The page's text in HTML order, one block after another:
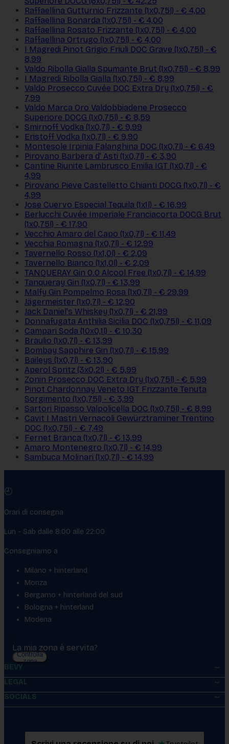
Raffaellina Gutturnio Frizzante (1x0,75l) - € 4,00
Raffaellina Bonarda (1x0,75l) - € 4,00
Raffaellina Rosato Frizzante (1x0,75l) - € 4,00
Raffaellina Ortrugo (1x0,75l) - € 4,00
I Magredi Pinot Grigio Friuli DOC Grave (1x0,75l) - €
8,99
Valdo Ribolla Gialla Spumante Brut (1x0,75l) - € 8,99
I Magredi Ribolla Gialla (1x0,75l) - € 8,99
Valdo Prosecco Cuvée DOC Extra Dry (1x0,75l) - €
7,99
Valdo Marca Oro Valdobbiadene Prosecco
Superiore DOCG (1x0,75l) - € 8,59
Smirnoff Vodka (1x0,7l) - € 9,99
Eristoff Vodka (1x0,7l) - € 9,90
Montesole Irpinia Falanghina DOC (1x0,7l) - € 6,49
Pirovano Barbera d' Asti (1x0,7l) - € 3,90
Cantine Riunite Lambrusco Emilia IGT (1x0,7l) - €
4,99
Pirovano Pieve Castelletto Chianti DOCG (1x0,7l) - €
4,99
Jose Cuervo Especial Tequila (1x1l) - € 16,99
Berlucchi Cuvée Imperiale Franciacorta DOCG Brut
(1x0,75l) - € 17,90
Vecchio Amaro del Capo (1x0,7l) - € 11,49
Vecchia Romagna (1x0,7l) - € 12,99
Tavernello Rosso (1x1,0l) - € 2,09
Tavernello Bianco (1x1,0l) - € 2,09
TANQUERAY Gin 0.0 Alcool Free (1x0,7l) - € 14,99
Tanqueray Gin (1x0,7l) - € 13,99
Malfy Gin Pompelmo Rosa (1x0,7l) - € 29,99
Jägermeister (1x0,7l) - € 12,90
Jack Daniel's Whiskey (1x0,7l) - € 21,99
Donnafugata Anthilia Sicilia DOC (1x0,75l) - € 11,09
Campari Soda (10x0,1l) - € 10,30
Braulio (1x0,7l) - € 13,99
Bombay Sapphire Gin (1x0,7l) - € 15,99
Baileys (1x0,7l) - € 13,90
Aperol Spritz (3x0,2l) - € 5,99
Zonin Prosecco DOC Extra Dry (1x0,75l) - € 5,99
Pinot Chardonnay Veneto IGT Frizzante Tenuta
Sorgimento (1x0,75l) - € 3,99
Sartori Ripasso Valpolicella DOC (1x0,75l) - € 8,99
Cavit I Mastri Vernacoli Gewürztraminer Trentino
DOC (1x0,75l) - € 7,49
Fernet Branca (1x0,7l) - € 13,99
Amaro Montenegro (1x0,7l) - € 14,99
Sambuca Molinari (1x0,7l) - € 14,99
🕘
Orari di consegna
Lun - Sab dalle 8:00 alle 22:00
Consegniamo a
Milano + hinterland
Monza
Bergamo + hinterland del sud
Bologna + hinterland
Modena
La mia zona è servita?
Controlla
zona
BEVY
LEGAL
SOCIALS